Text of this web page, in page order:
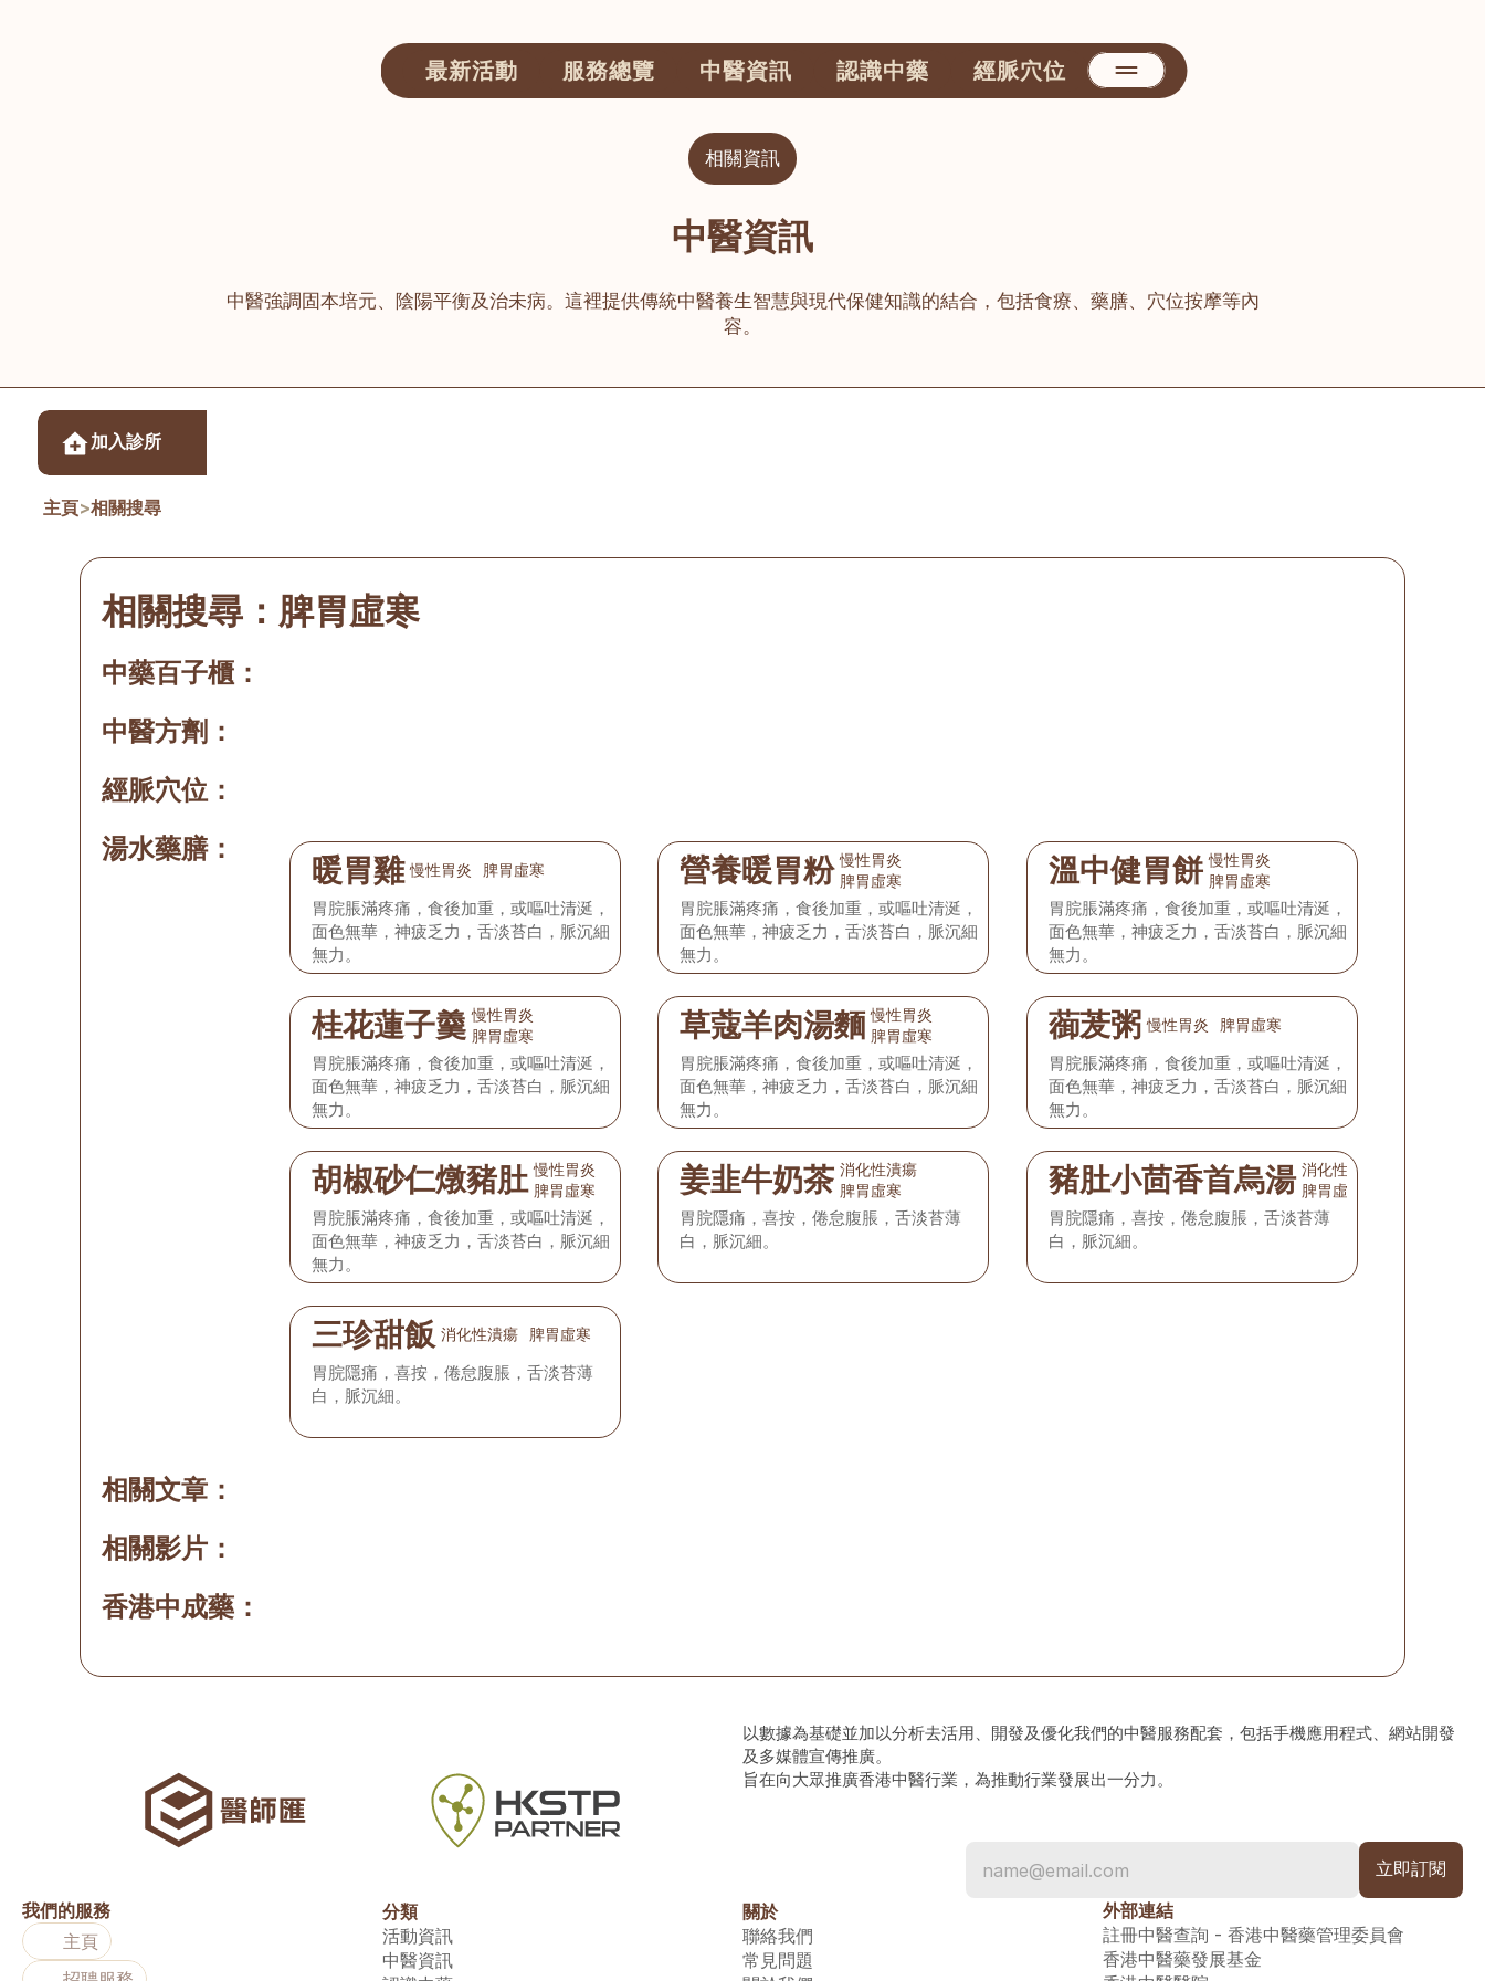
最新活動 服務總覽 中醫資訊 認識中藥 經脈穴位
相關資訊
中醫資訊
中醫強調固本培元、陰陽平衡及治未病。這裡提供傳統中醫養生智慧與現代保健知識的結合，包括食療、藥膳、穴位按摩等內
容。
加入診所
主頁>相關搜尋
相關搜尋： 脾胃虛寒
中藥百子櫃：
中醫方劑：
經脈穴位：
湯水藥膳：
暖胃雞 慢性胃炎 脾胃虛寒
胃脘脹滿疼痛，食後加重，或嘔吐清涎，
面色無華，神疲乏力，舌淡苔白，脈沉細
無力。
營養暖胃粉 慢性胃炎
脾胃虛寒
胃脘脹滿疼痛，食後加重，或嘔吐清涎，
面色無華，神疲乏力，舌淡苔白，脈沉細
無力。
溫中健胃餅 慢性胃炎
脾胃虛寒
胃脘脹滿疼痛，食後加重，或嘔吐清涎，
面色無華，神疲乏力，舌淡苔白，脈沉細
無力。
桂花蓮子羹 慢性胃炎
脾胃虛寒
胃脘脹滿疼痛，食後加重，或嘔吐清涎，
面色無華，神疲乏力，舌淡苔白，脈沉細
無力。
草蔻羊肉湯麵 慢性胃炎
脾胃虛寒
胃脘脹滿疼痛，食後加重，或嘔吐清涎，
面色無華，神疲乏力，舌淡苔白，脈沉細
無力。
蓹茇粥 慢性胃炎 脾胃虛寒
胃脘脹滿疼痛，食後加重，或嘔吐清涎，
面色無華，神疲乏力，舌淡苔白，脈沉細
無力。
胡椒砂仁燉豬肚 慢性胃炎
脾胃虛寒
胃脘脹滿疼痛，食後加重，或嘔吐清涎，
面色無華，神疲乏力，舌淡苔白，脈沉細
無力。
姜韭牛奶茶 消化性潰瘍
脾胃虛寒
胃脘隱痛，喜按，倦怠腹脹，舌淡苔薄
白，脈沉細。
豬肚小茴香首烏湯 消化性潰瘍
脾胃虛寒
胃脘隱痛，喜按，倦怠腹脹，舌淡苔薄
白，脈沉細。
三珍甜飯 消化性潰瘍 脾胃虛寒
胃脘隱痛，喜按，倦怠腹脹，舌淡苔薄
白，脈沉細。
相關文章：
相關影片：
香港中成藥：
以數據為基礎並加以分析去活用、開發及優化我們的中醫服務配套，包括手機應用程式、網站開發
及多媒體宣傳推廣。
旨在向大眾推廣香港中醫行業，為推動行業發展出一分力。
我們的服務
主頁
分類
活動資訊
中醫資訊
關於
聯絡我們
常見問題
外部連結
註冊中醫查詢 - 香港中醫藥管理委員會
香港中醫藥發展基金